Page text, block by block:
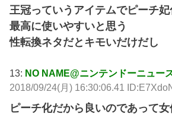
王冠っていうアイテムでピーチ
最高に使いやすいと思う
性転換ネタだとキモいだけだし
13: NO NAME@ニンテンドーニュー
2018/09/24(月) 16:30:06.41
ピーチ化だから良いのであって